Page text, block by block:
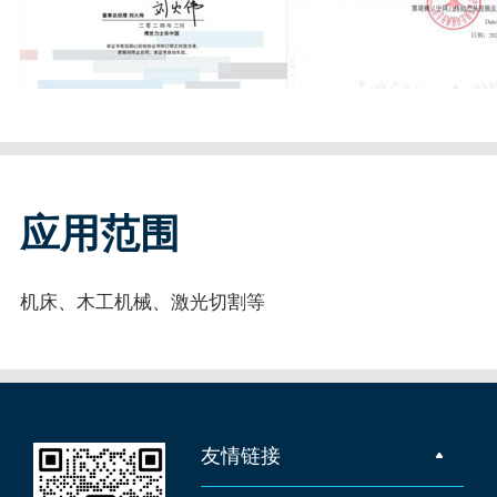
应用范围
机床、木工机械、激光切割等
友情链接